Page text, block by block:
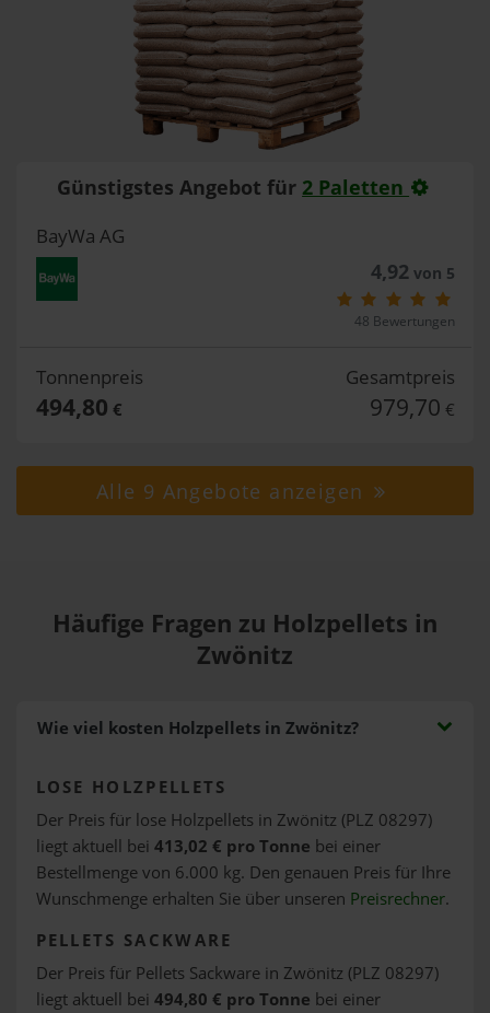
Günstigstes Angebot für 2 Paletten
BayWa AG
4,92von 5
48 Bewertungen
Tonnenpreis
494,80 €
Gesamtpreis
979,70 €
Alle 9 Angebote anzeigen
Häufige Fragen zu Holzpellets in
Zwönitz
Wie viel kosten Holzpellets in Zwönitz?
LOSE HOLZPELLETS
Der Preis für lose Holzpellets in Zwönitz (PLZ 08297)
liegt aktuell bei 413,02 € pro Tonne bei einer
Bestellmenge von 6.000 kg. Den genauen Preis für Ihre
Wunschmenge erhalten Sie über unseren Preisrechner.
PELLETS SACKWARE
Der Preis für Pellets Sackware in Zwönitz (PLZ 08297)
liegt aktuell bei 494,80 € pro Tonne bei einer